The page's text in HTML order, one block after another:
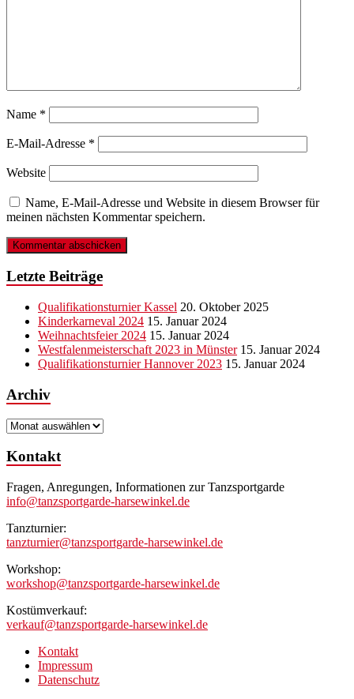
Name *
E-Mail-Adresse *
Website
Name, E-Mail-Adresse und Website in diesem Browser für
meinen nächsten Kommentar speichern.
Letzte Beiträge
Qualifikationsturnier Kassel 20. Oktober 2025
Kinderkarneval 2024 15. Januar 2024
Weihnachtsfeier 2024 15. Januar 2024
Westfalenmeisterschaft 2023 in Münster 15. Januar 2024
Qualifikationsturnier Hannover 2023 15. Januar 2024
Archiv
Archiv
Kontakt
Fragen, Anregungen, Informationen zur Tanzsportgarde
info@tanzsportgarde-harsewinkel.de
Tanzturnier:
tanzturnier@tanzsportgarde-harsewinkel.de
Workshop:
workshop@tanzsportgarde-harsewinkel.de
Kostümverkauf:
verkauf@tanzsportgarde-harsewinkel.de
Kontakt
Impressum
Datenschutz